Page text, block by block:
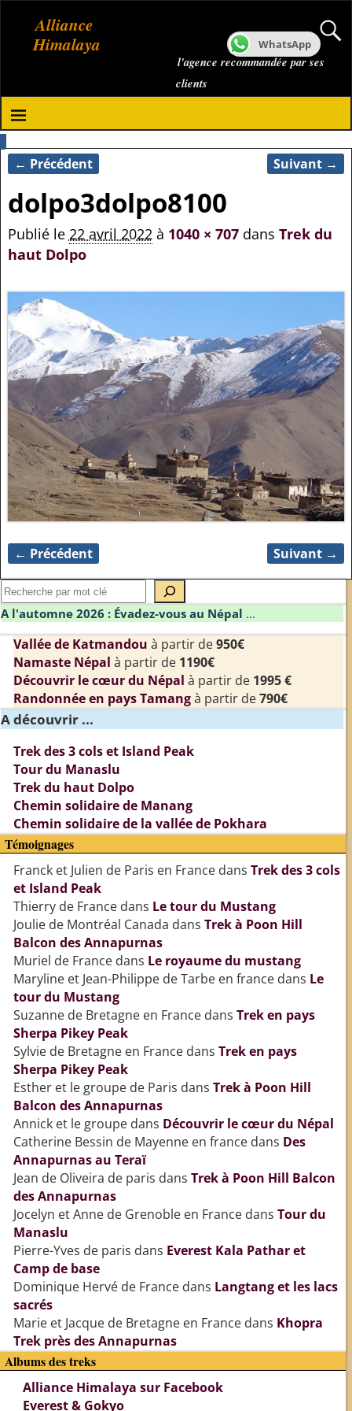
Alliance
Himalaya
l'agence recommandée par ses
clients
Navigation des images
← Précédent Suivant →
dolpo3dolpo8100
Publié le 22 avril 2022à 1040 × 707dans Trek du
haut Dolpo
Navigation des images
← Précédent Suivant →
A l'automne 2026 : Évadez-vous au Népal ...
Vallée de Katmandou à partir de950€
Namaste Népal à partir de 1190€
Découvrir le cœur du Népal à partir de 1995 €
Randonnée en pays Tamangà partir de790€
A découvrir ...
Trek des 3 cols et Island Peak
Tour du Manaslu
Trek du haut Dolpo
Chemin solidaire de Manang
Chemin solidaire de la vallée de Pokhara
Témoignages
Franck et Julien de Paris en Francedans Trek des 3 cols
et Island Peak
Thierry de Francedans Le tour du Mustang
Joulie de Montréal Canada dans Trek à Poon Hill
Balcon des Annapurnas
Muriel de Francedans Le royaume du mustang
Maryline et Jean-Philippe de Tarbe en francedans Le
tour du Mustang
Suzanne de Bretagne en Francedans Trek en pays
Sherpa Pikey Peak
Sylvie de Bretagne en Francedans Trek en pays
Sherpa Pikey Peak
Esther et le groupe de Paris dans Trek à Poon Hill
Balcon des Annapurnas
Annick et le groupedans Découvrir le cœur du Népal
Catherine Bessin de Mayenne en francedans Des
Annapurnas au Teraï
Jean de Oliveira de paris dans Trek à Poon Hill Balcon
des Annapurnas
Jocelyn et Anne de Grenoble en Francedans Tour du
Manaslu
Pierre-Yves de paris dans Everest Kala Pathar et
Camp de base
Dominique Hervé de Francedans Langtang et les lacs
sacrés
Marie et Jacque de Bretagne en Francedans Khopra
Trek près des Annapurnas
Albums des treks
Alliance Himalaya sur Facebook
Everest & Gokyo
WhatsApp